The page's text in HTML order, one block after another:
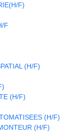
F)
F
(H/F)
(H/F)
(H/F)
(H/F)